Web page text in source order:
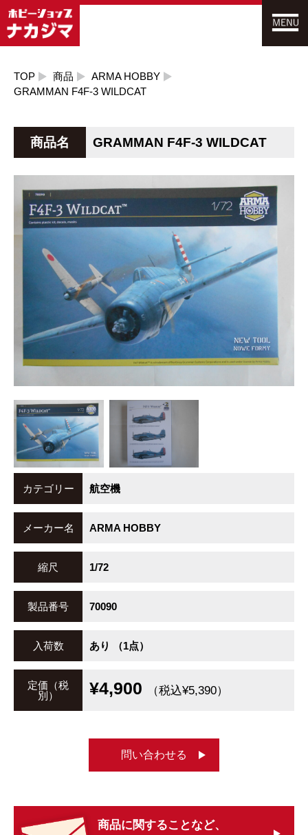
TOP 商品
ARMA HOBBY
GRAMMAN F4F-3 WILDCAT
商品名 GRAMMAN F4F-3 WILDCAT
カテゴリー 航空機
メーカー名 ARMA HOBBY
縮尺 1/72
製品番号 70090
入荷数 あり （1点）
定価（税
別）
¥4,900 （税込¥5,390）
問い合わせる
商品に関することなど、